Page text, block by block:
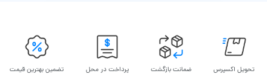
تحویل اکسپرس ضمانت بازگشت پرداخت در محل تضمین بهترین قیمت